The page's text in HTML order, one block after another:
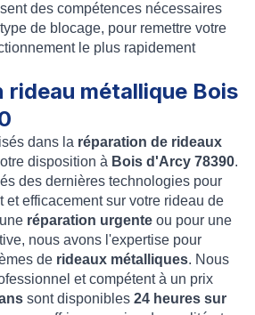
des compétences nécessaires
de blocage, pour remettre votre
le plus rapidement
rideau métallique Bois
dans la réparation de rideaux
disposition à Bois d'Arcy 78390.
des dernières technologies pour
et efficacement sur votre rideau de
réparation urgente ou pour une
nous avons l'expertise pour
de rideaux métalliques. Nous
et compétent à un prix
sont disponibles 24 heures sur